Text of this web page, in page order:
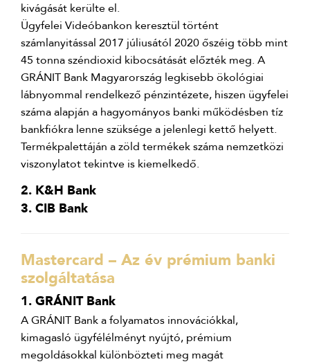
kivágását kerülte el.
Ügyfelei Videóbankon keresztül történt
számlanyitással 2017 júliusától 2020 őszéig több mint
45 tonna széndioxid kibocsátását előzték meg. A
GRÁNIT Bank Magyarország legkisebb ökológiai
lábnyommal rendelkező pénzintézete, hiszen ügyfelei
száma alapján a hagyományos banki működésben tíz
bankfiókra lenne szüksége a jelenlegi kettő helyett.
Termékpalettáján a zöld termékek száma nemzetközi
viszonylatot tekintve is kiemelkedő.
2. K&H Bank
3. CIB Bank
Mastercard – Az év prémium banki
szolgáltatása
1. GRÁNIT Bank
A GRÁNIT Bank a folyamatos innovációkkal,
kimagasló ügyfélélményt nyújtó, prémium
megoldásokkal különbözteti meg magát